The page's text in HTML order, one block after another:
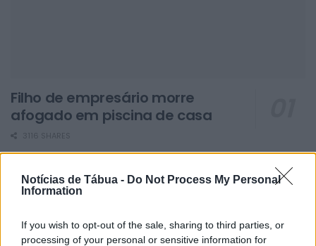
Notícias de Tábua - Do Not Process My Personal
Information
If you wish to opt-out of the sale, sharing to third parties, or
processing of your personal or sensitive information for
Filho de empresário morre
afogado em piscina de casa
3116 SHARES
“Paraíso do BTT” resultou num sucesso
2660 SHARES
Motociclista morreu após despiste violento em
Tábua